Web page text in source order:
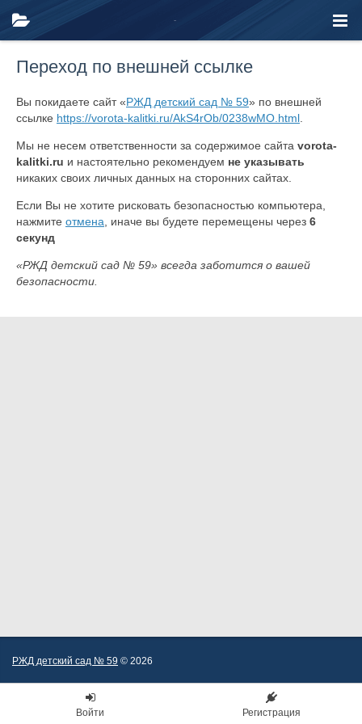
Переход по внешней ссылке
Вы покидаете сайт «РЖД детский сад № 59» по внешней
ссылке https://vorota-kalitki.ru/AkS4rOb/0238wMO.html
Мы не несем ответственности за содержимое сайта vorota-
kalitki.ru и настоятельно рекомендуем не указывать
никаких своих личных данных на сторонних сайтах.
Если Вы не хотите рисковать безопасностью компьютера,
нажмите отмена , иначе вы будете перемещены через 6
секунд
«РЖД детский сад № 59» всегда заботится о вашей
безопасности.
РЖД детский сад № 59 © 2026
Войти Регистрация